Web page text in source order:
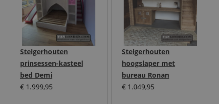
Steigerhouten
hoogslaper met
bureau Ronan
€ 1.049,95
Steigerhouten
prinsessen-kasteel
bed Demi
€ 1.999,95